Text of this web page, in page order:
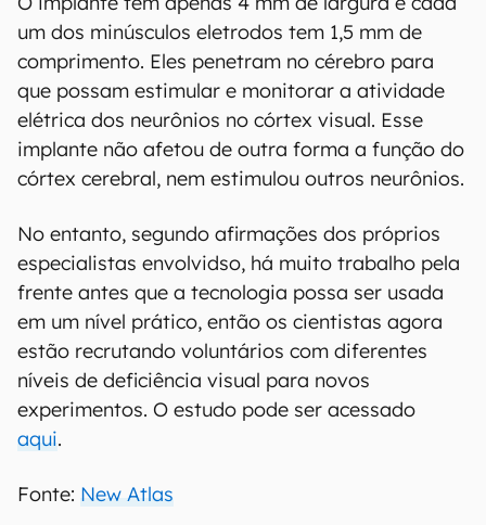
um dos minúsculos eletrodos tem 1,5 mm de
comprimento. Eles penetram no cérebro para
que possam estimular e monitorar a atividade
elétrica dos neurônios no córtex visual. Esse
implante não afetou de outra forma a função do
córtex cerebral, nem estimulou outros neurônios.
No entanto, segundo afirmações dos próprios
especialistas envolvidso, há muito trabalho pela
frente antes que a tecnologia possa ser usada
em um nível prático, então os cientistas agora
estão recrutando voluntários com diferentes
níveis de deficiência visual para novos
experimentos. O estudo pode ser acessado
aqui.
Fonte: New Atlas